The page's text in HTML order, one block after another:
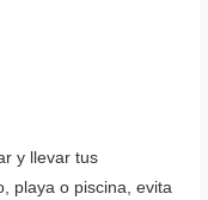
y llevar tus
playa o piscina, evita